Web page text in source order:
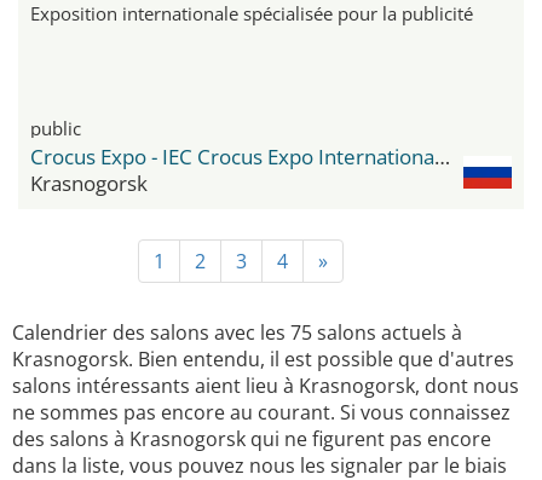
Exposition internationale spécialisée pour la publicité
public
Crocus Expo - IEC Crocus Expo International Exhibition Centre
Krasnogorsk
1 2 3 4 »
Calendrier des salons avec les 75 salons actuels à
Krasnogorsk. Bien entendu, il est possible que d'autres
salons intéressants aient lieu à Krasnogorsk, dont nous
ne sommes pas encore au courant. Si vous connaissez
des salons à Krasnogorsk qui ne figurent pas encore
dans la liste, vous pouvez nous les signaler par le biais